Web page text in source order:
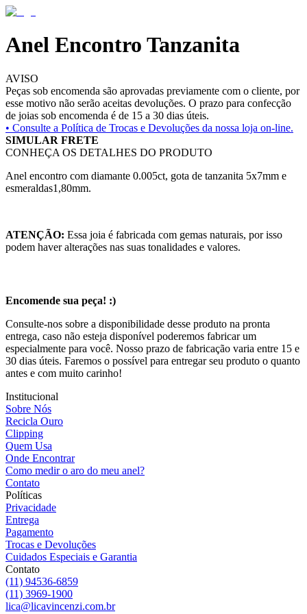
Anel Encontro Tanzanita
AVISO
Peças sob encomenda são aprovadas previamente com o cliente, por
esse motivo não serão aceitas devoluções. O prazo para confecção
de joias sob encomenda é de 15 a 30 dias úteis.
• Consulte a Política de Trocas e Devoluções da nossa loja on-line.
SIMULAR FRETE
CONHEÇA OS DETALHES DO PRODUTO
Anel encontro com diamante 0.005ct, gota de tanzanita 5x7mm e
esmeraldas1,80mm.
ATENÇÃO: Essa joia é fabricada com gemas naturais, por isso
podem haver alterações nas suas tonalidades e valores.
Encomende sua peça! :)
Consulte-nos sobre a disponibilidade desse produto na pronta
entrega, caso não esteja disponível poderemos fabricar um
especialmente para você. Nosso prazo de fabricação varia entre 15 e
30 dias úteis. Faremos o possível para entregar seu produto o quanto
antes e com muito carinho!
Institucional
Sobre Nós
Recicla Ouro
Clipping
Quem Usa
Onde Encontrar
Como medir o aro do meu anel?
Contato
Políticas
Privacidade
Entrega
Pagamento
Trocas e Devoluções
Cuidados Especiais e Garantia
Contato
(11) 94536-6859
(11) 3969-1900
lica@licavincenzi.com.br